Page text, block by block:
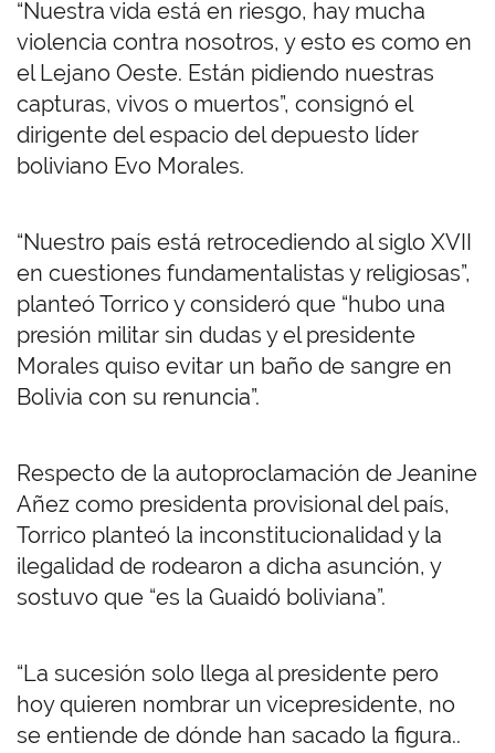
“Nuestra vida está en riesgo, hay mucha
violencia contra nosotros, y esto es como en
el Lejano Oeste. Están pidiendo nuestras
capturas, vivos o muertos”, consignó el
dirigente del espacio del depuesto líder
boliviano Evo Morales.
“Nuestro país está retrocediendo al siglo XVII
en cuestiones fundamentalistas y religiosas”,
planteó Torrico y consideró que “hubo una
presión militar sin dudas y el presidente
Morales quiso evitar un baño de sangre en
Bolivia con su renuncia”.
Respecto de la autoproclamación de Jeanine
Añez como presidenta provisional del país,
Torrico planteó la inconstitucionalidad y la
ilegalidad de rodearon a dicha asunción, y
sostuvo que “es la Guaidó boliviana”.
“La sucesión solo llega al presidente pero
hoy quieren nombrar un vicepresidente, no
se entiende de dónde han sacado la figura..